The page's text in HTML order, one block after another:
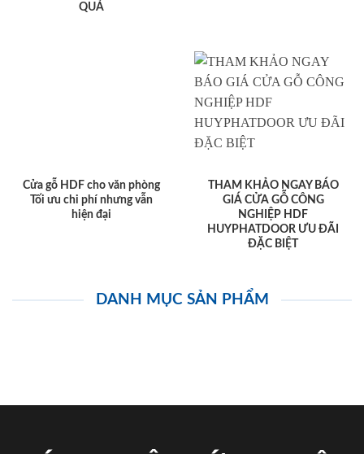
QUẢ
Cửa gỗ HDF cho văn phòng
Tối ưu chi phí nhưng vẫn
hiện đại
THAM KHẢO NGAY BÁO
GIÁ CỬA GỖ CÔNG
NGHIỆP HDF
HUYPHATDOOR ƯU ĐÃI
ĐẶC BIỆT
DANH MỤC SẢN PHẨM